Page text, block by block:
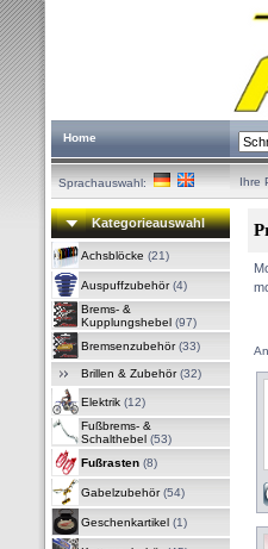
Home
Sprachauswahl: Ihre
Kategorieauswahl
Achsblöcke (21)
Auspuffzubehör(4)
Brems- &
Kupplungshebel (97)
Bremsenzubehör(33)
Brillen & Zubehör(32)
Elektrik (12)
Fußbrems- &
Schalthebel (53)
Fußrasten (8)
Gabelzubehör(54)
Geschenkartikel (1)